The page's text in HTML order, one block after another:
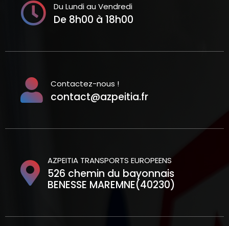
Du Lundi au Vendredi
De 8h00 à 18h00
Contactez-nous !
contact@azpeitia.fr
AZPEITIA TRANSPORTS EUROPEENS
526 chemin du bayonnais
BENESSE MAREMNE(40230)